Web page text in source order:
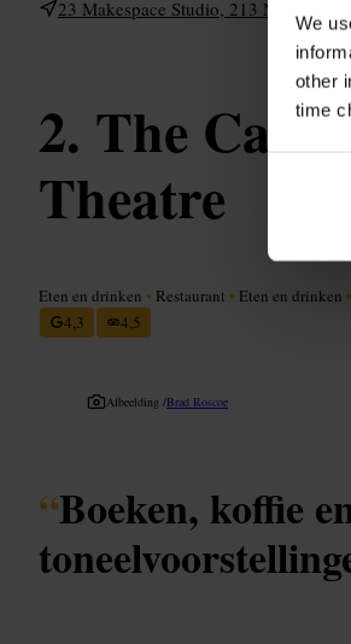
We
other
time
23 Makespace Studio, 213 Newnham
The
Theatre
Eten en drinken • Restaurant • Eten en drinken •
4,3
4,5
Afbeelding /Brad Roscoe
“Boeken, koffie